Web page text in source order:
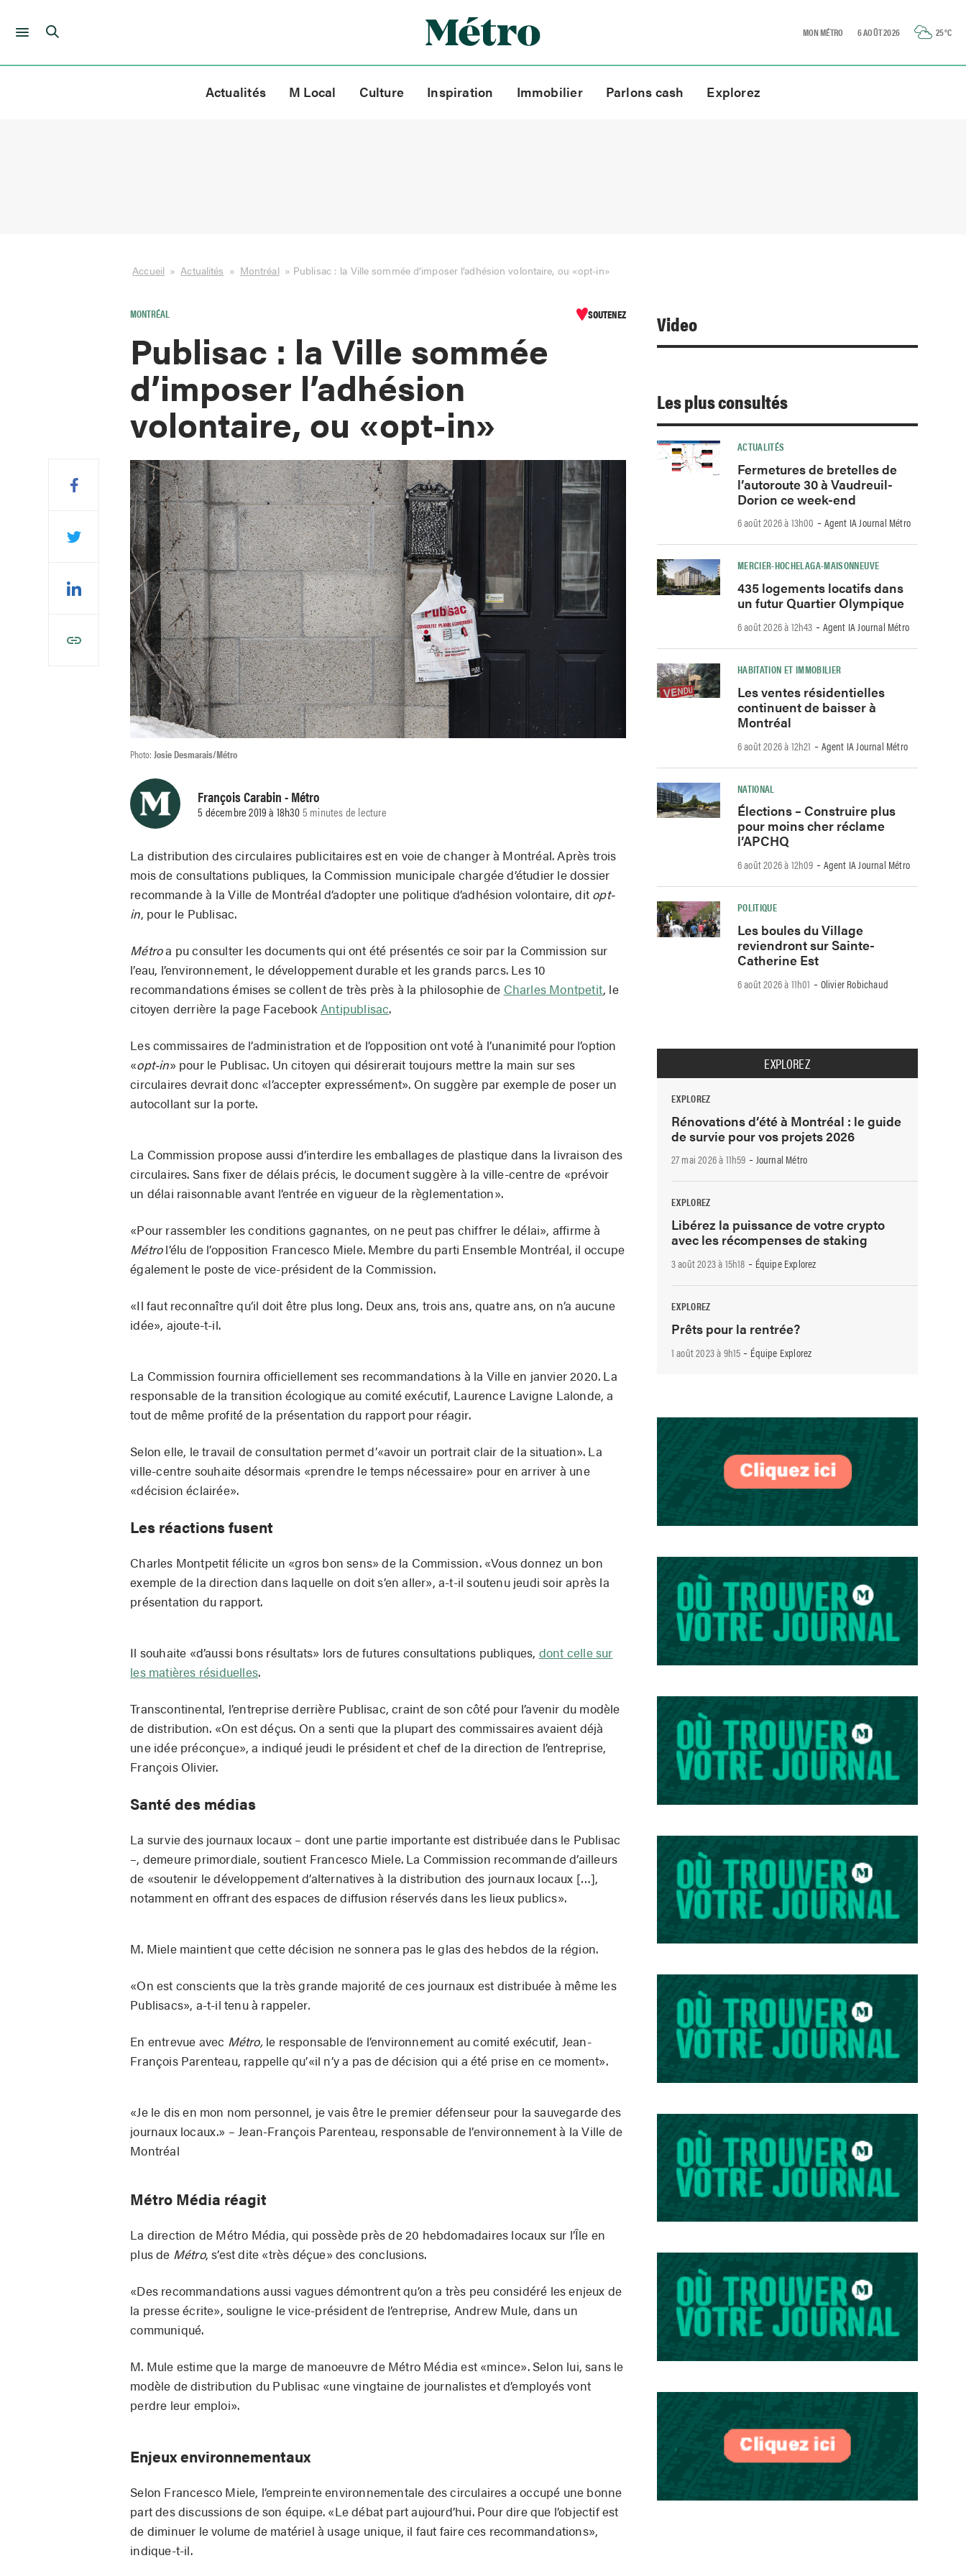
Skip
MON MÉTRO 6 AOÛT 2026 25°C
Actualités M Local Culture Inspiration Immobilier Parlons cash Explorez
Accueil » Actualités » Montréal » Publisac : la Ville sommée d’imposer l’adhésion volontaire, ou «opt-in»
MONTRÉAL SOUTENEZ
Publisac : la Ville sommée
d’imposer l’adhésion
volontaire, ou «opt-in»
Photo:Josie Desmarais/Métro
François Carabin- Métro
5 décembre 2019 à 18h305 minutes de lecture
La distribution des circulaires publicitaires est en voie de changer à Montréal. Après trois
mois de consultations publiques, la Commission municipale chargée d’étudier le dossier
recommande à la Ville de Montréal d’adopter une politique d’adhésion volontaire, dit opt-
in, pour le Publisac.
Métroa pu consulter les documents qui ont été présentés ce soir par la Commission sur
l’eau, l’environnement, le développement durable et les grands parcs. Les 10
recommandations émises se collent de très près à la philosophie de Charles Montpetit, le
citoyen derrière la page FacebookAntipublisac.
Les commissaires de l’administration et de l’opposition ont voté à l’unanimité pour l’option
«opt-in» pour le Publisac. Un citoyen qui désirerait toujours mettre la main sur ses
circulaires devrait donc «l’accepter expressément». On suggère par exemple de poser un
autocollant sur la porte.
La Commission propose aussi d’interdire les emballages de plastique dans la livraison des
circulaires. Sans fixer de délais précis, le document suggère à la ville-centre de «prévoir
un délai raisonnable avant l’entrée en vigueur de la règlementation».
«Pour rassembler les conditions gagnantes, on ne peut pas chiffrer le délai», affirme à
Métrol’élu de l’opposition Francesco Miele. Membre du parti Ensemble Montréal, il occupe
également le poste de vice-président de la Commission.
«Il faut reconnaître qu’il doit être plus long. Deux ans, trois ans, quatre ans, on n’a aucune
idée», ajoute-t-il.
La Commission fournira officiellement ses recommandations à la Ville en janvier 2020. La
responsable de la transition écologique au comité exécutif, Laurence Lavigne Lalonde, a
tout de même profité de la présentation du rapport pour réagir.
Selon elle, le travail de consultation permet d’«avoir un portrait clair de la situation». La
ville-centre souhaite désormais «prendre le temps nécessaire» pour en arriver à une
«décision éclairée».
Les réactions fusent
Charles Montpetit félicite un «gros bon sens» de la Commission. «Vous donnez un bon
exemple de la direction dans laquelle on doit s’en aller», a-t-il soutenu jeudi soir après la
présentation du rapport.
Il souhaite «d’aussi bons résultats» lors de futures consultations publiques, dont celle sur
les matières résiduelles.
Transcontinental, l’entreprise derrière Publisac, craint de son côté pour l’avenir du modèle
de distribution. «On est déçus. On a senti que la plupart des commissaires avaient déjà
une idée préconçue», a indiqué jeudi le président et chef de la direction de l’entreprise,
François Olivier.
Santé des médias
La survie des journaux locaux – dont une partie importante est distribuée dans le Publisac
–, demeure primordiale, soutient Francesco Miele. La Commission recommande d’ailleurs
de «soutenir le développement d’alternatives à la distribution des journaux locaux […],
notamment en offrant des espaces de diffusion réservés dans les lieux publics».
M. Miele maintient que cette décision ne sonnera pas le glas des hebdos de la région.
«On est conscients que la très grande majorité de ces journaux est distribuée à même les
Publisacs», a-t-il tenu à rappeler.
En entrevue avec Métro, le responsable de l’environnement au comité exécutif, Jean-
François Parenteau, rappelle qu’«il n’y a pas de décision qui a été prise en ce moment».
«Je le dis en mon nom personnel, je vais être le premier défenseur pour la sauvegarde des
journaux locaux.» – Jean-François Parenteau, responsable de l’environnement à la Ville de
Montréal
Métro Média réagit
La direction de Métro Média, qui possède près de 20 hebdomadaires locaux sur l’Île en
plus de Métro, s’est dite «très déçue» des conclusions.
«Des recommandations aussi vagues démontrent qu’on a très peu considéré les enjeux de
la presse écrite», souligne le vice-président de l’entreprise, Andrew Mule, dans un
communiqué.
M. Mule estime que la marge de manoeuvre de Métro Média est «mince». Selon lui, sans le
modèle de distribution du Publisac «une vingtaine de journalistes et d’employés vont
perdre leur emploi».
Enjeux environnementaux
Selon Francesco Miele, l’empreinte environnementale des circulaires a occupé une bonne
part des discussions de son équipe. «Le débat part aujourd’hui. Pour dire que l’objectif est
de diminuer le volume de matériel à usage unique, il faut faire ces recommandations»,
indique-t-il.
Video
Les plus consultés
ACTUALITÉS
Fermetures de bretelles de
l’autoroute 30 à Vaudreuil-
Dorion ce week-end
6 août 2026 à 13h00 -Agent IA Journal Métro
MERCIER-HOCHELAGA-MAISONNEUVE
435 logements locatifs dans
un futur Quartier Olympique
6 août 2026 à 12h43 -Agent IA Journal Métro
HABITATION ET IMMOBILIER
Les ventes résidentielles
continuent de baisser à
Montréal
6 août 2026 à 12h21 -Agent IA Journal Métro
NATIONAL
Élections – Construire plus
pour moins cher réclame
l’APCHQ
6 août 2026 à 12h09 -Agent IA Journal Métro
POLITIQUE
Les boules du Village
reviendront sur Sainte-
Catherine Est
6 août 2026 à 11h01 -Olivier Robichaud
EXPLOREZ
EXPLOREZ
Rénovations d’été à Montréal : le guide
de survie pour vos projets 2026
27 mai 2026 à 11h59 -Journal Métro
EXPLOREZ
Libérez la puissance de votre crypto
avec les récompenses de staking
3 août 2023 à 15h18 - Équipe Explorez
EXPLOREZ
Prêts pour la rentrée?
1 août 2023 à 9h15 - Équipe Explorez